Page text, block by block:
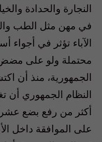
النجارة والحدادة
في مهن مثل الطب
الآباء تؤثر في
محتملة ولو على
الجمهورية، منذ أن
النظام الجمهوري أن
أكثر من رفع بضع
على الموافقة داخل